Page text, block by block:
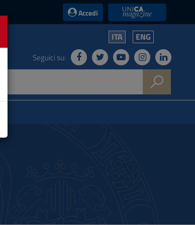
Accedi UniCA News
ITA ENG
Seguici su: